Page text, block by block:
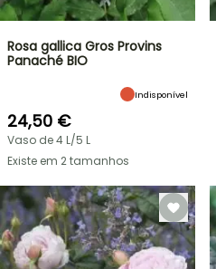
Rosa gallica Gros Provins
Panaché BIO
Indisponível
24,50 €
Vaso de 4 L/5 L
Existe em 2 tamanhos